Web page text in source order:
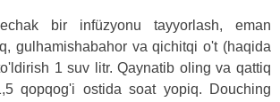
bir infüzyonu tayyorlash, eman
gulhamishabahor va qichitqi o't (haqida
1 suv litr. Qaynatib oling va qattiq
qopqog'i ostida soat yopiq. Douching